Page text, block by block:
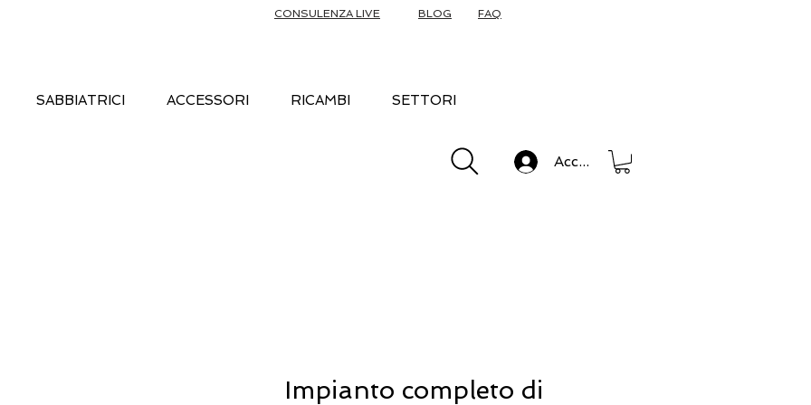
SABBIATRICI ACCESSORI RICAMBI SETTORI
Accedi
BLOG
CONSULENZA LIVE FAQ
Impianto completo di